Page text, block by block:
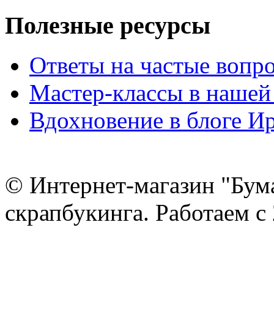
Полезные ресурсы
Ответы на частые
Мастер-классы в нашей
Вдохновение в блоге
© Интернет-магазин
скрапбукинга. Работаем с